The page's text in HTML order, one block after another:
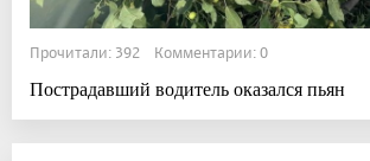
Прочитали: 392 Комментарии: 0
Пострадавший водитель оказался пьян